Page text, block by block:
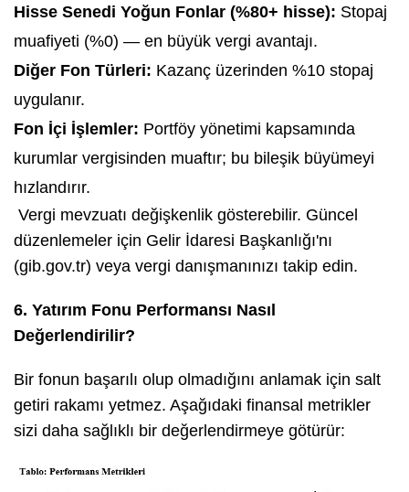
Hisse Senedi Yoğun Fonlar (%80+ hisse): Stopaj
muafiyeti (%0) — en büyük vergi avantajı.
Diğer Fon Türleri: Kazanç üzerinden %10 stopaj
uygulanır.
Fon İçi İşlemler: Portföy yönetimi kapsamında
kurumlar vergisinden muaftır; bu bileşik büyümeyi
hızlandırır.
Vergi mevzuatı değişkenlik gösterebilir. Güncel
düzenlemeler için Gelir İdaresi Başkanlığı'nı
(gib.gov.tr) veya vergi danışmanınızı takip edin.
6. Yatırım Fonu Performansı Nasıl
Değerlendirilir?
Bir fonun başarılı olup olmadığını anlamak için salt
getiri rakamı yetmez. Aşağıdaki finansal metrikler
sizi daha sağlıklı bir değerlendirmeye götürür: